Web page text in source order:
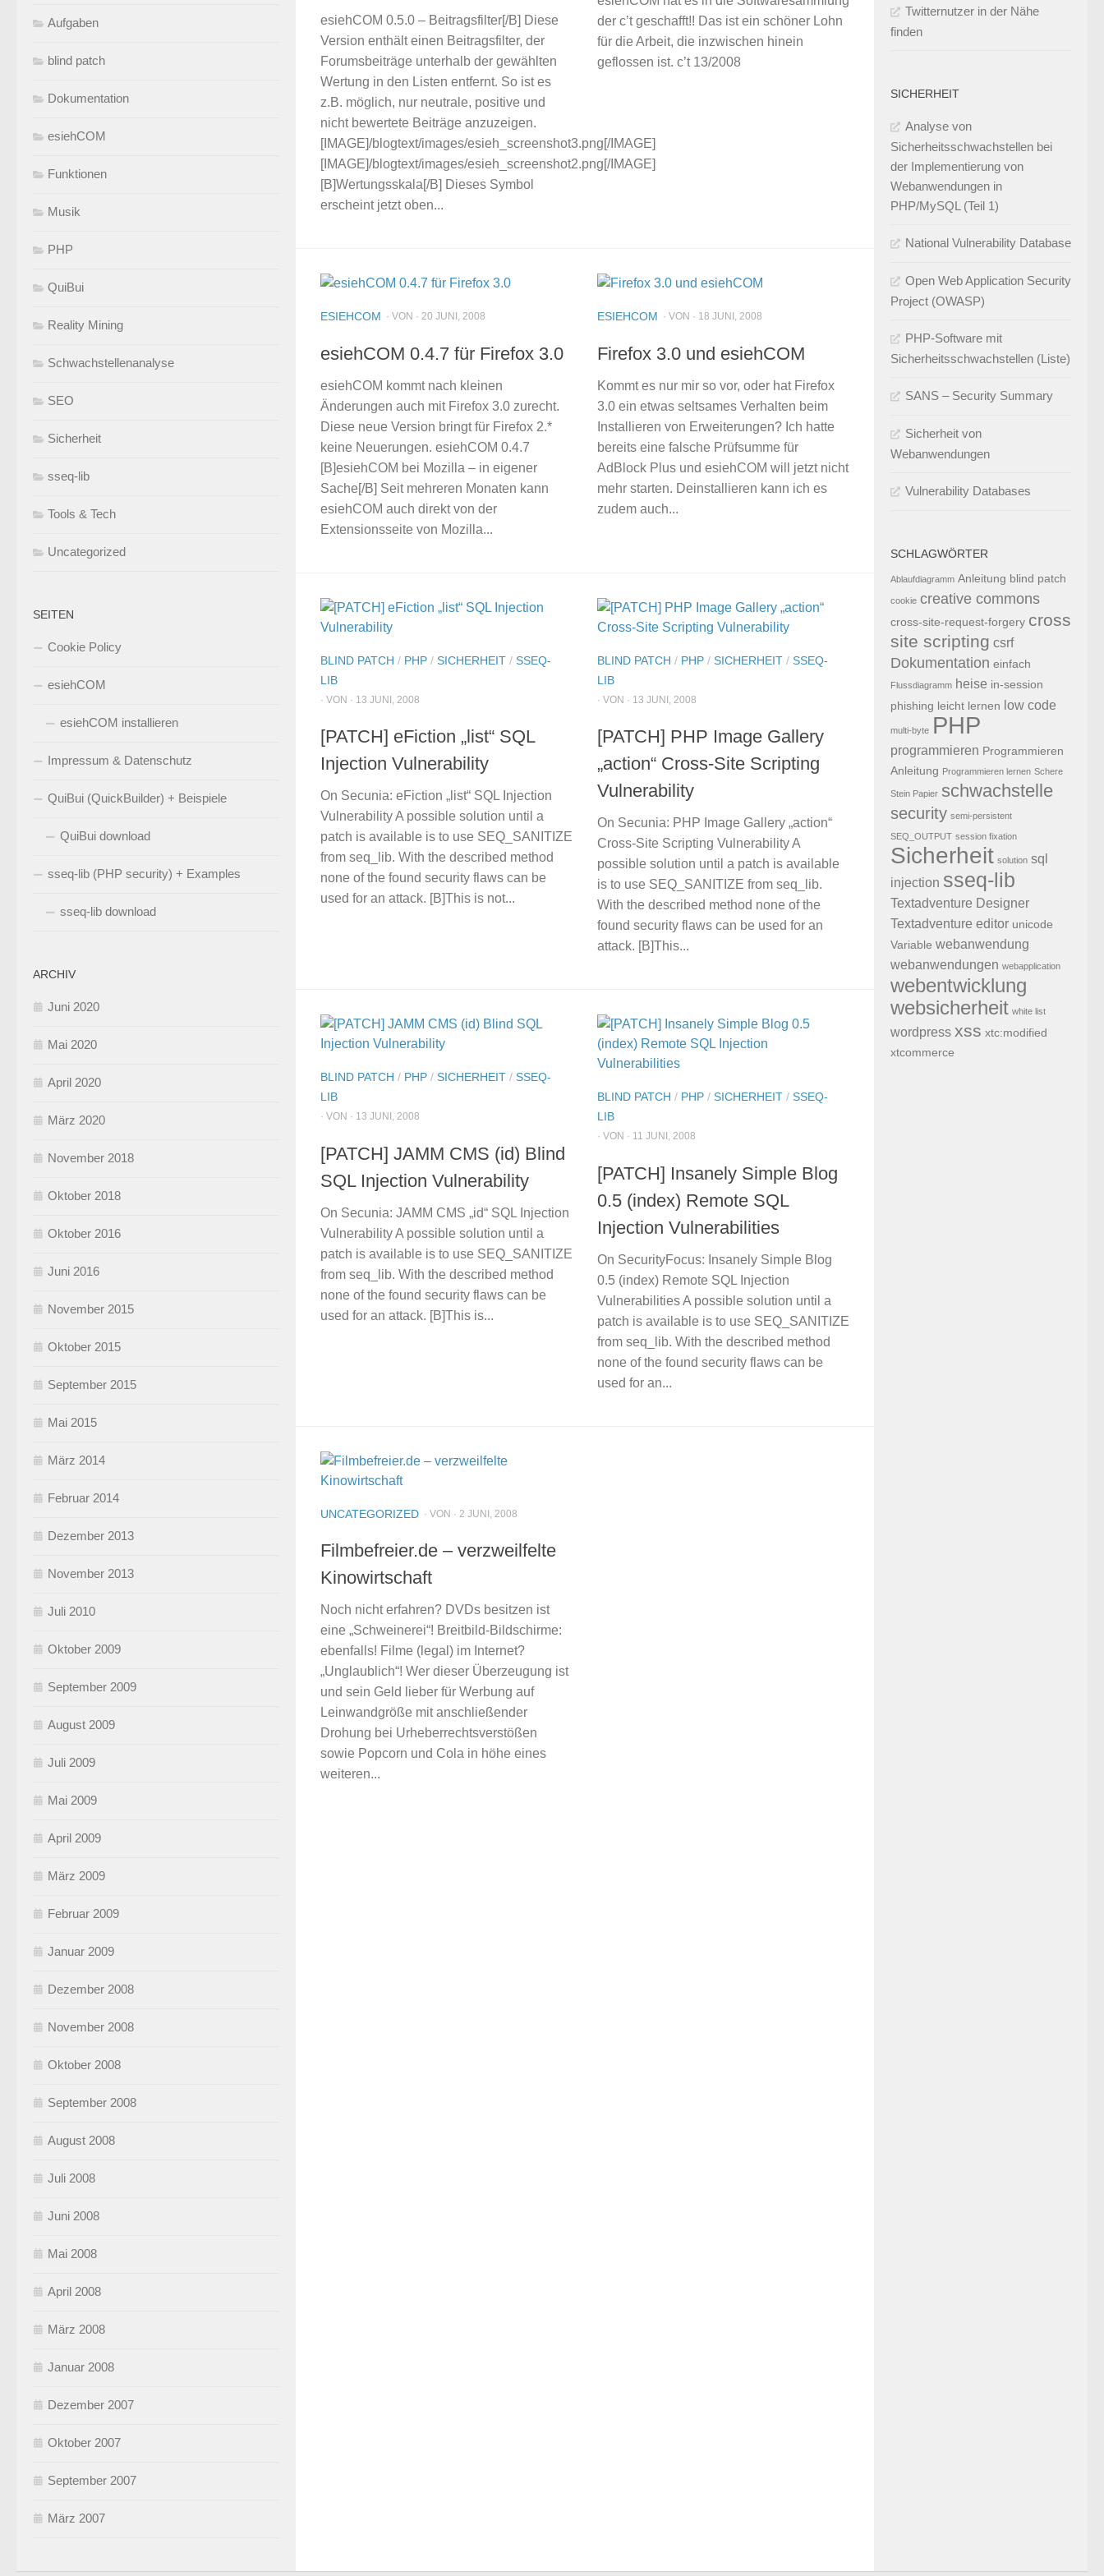
esiehCOM 0.5.0 – Beitragsfilter[/B] Diese
Version enthält einen Beitragsfilter, der
Forumsbeiträge unterhalb der gewählten
Wertung in den Listen entfernt. So ist es
z.B. möglich, nur neutrale, positive und
nicht bewertete Beiträge anzuzeigen.
[IMAGE]/blogtext/images/esieh_screenshot3.png[/IMAGE]
[IMAGE]/blogtext/images/esieh_screenshot2.png[/IMAGE]
[B]Wertungsskala[/B] Dieses Symbol
erscheint jetzt oben...
der c’t geschafft!! Das ist ein schöner Lohn
für die Arbeit, die inzwischen hinein
geflossen ist. c’t 13/2008
ESIEHCOM · VON · 20 JUNI, 2008
esiehCOM 0.4.7 für Firefox 3.0
esiehCOM kommt nach kleinen
Änderungen auch mit Firefox 3.0 zurecht.
Diese neue Version bringt für Firefox 2.*
keine Neuerungen. esiehCOM 0.4.7
[B]esiehCOM bei Mozilla – in eigener
Sache[/B] Seit mehreren Monaten kann
esiehCOM auch direkt von der
Extensionsseite von Mozilla...
ESIEHCOM · VON · 18 JUNI, 2008
Firefox 3.0 und esiehCOM
Kommt es nur mir so vor, oder hat Firefox
3.0 ein etwas seltsames Verhalten beim
Installieren von Erweiterungen? Ich hatte
bereits eine falsche Prüfsumme für
AdBlock Plus und esiehCOM will jetzt nicht
mehr starten. Deinstallieren kann ich es
zudem auch...
BLIND PATCH / PHP / SICHERHEIT / SSEQ-
LIB
· VON · 13 JUNI, 2008
[PATCH] eFiction „list“ SQL
Injection Vulnerability
On Secunia: eFiction „list“ SQL Injection
Vulnerability A possible solution until a
patch is available is to use SEQ_SANITIZE
from seq_lib. With the described method
none of the found security flaws can be
used for an attack. [B]This is not...
BLIND PATCH / PHP / SICHERHEIT / SSEQ-
LIB
· VON · 13 JUNI, 2008
[PATCH] PHP Image Gallery
„action“ Cross-Site Scripting
Vulnerability
On Secunia: PHP Image Gallery „action“
Cross-Site Scripting Vulnerability A
possible solution until a patch is available
is to use SEQ_SANITIZE from seq_lib.
With the described method none of the
found security flaws can be used for an
attack. [B]This...
BLIND PATCH / PHP / SICHERHEIT / SSEQ-
LIB
· VON · 13 JUNI, 2008
[PATCH] JAMM CMS (id) Blind
SQL Injection Vulnerability
On Secunia: JAMM CMS „id“ SQL Injection
Vulnerability A possible solution until a
patch is available is to use SEQ_SANITIZE
from seq_lib. With the described method
none of the found security flaws can be
used for an attack. [B]This is...
BLIND PATCH / PHP / SICHERHEIT / SSEQ-
LIB
· VON · 11 JUNI, 2008
[PATCH] Insanely Simple Blog
0.5 (index) Remote SQL
Injection Vulnerabilities
On SecurityFocus: Insanely Simple Blog
0.5 (index) Remote SQL Injection
Vulnerabilities A possible solution until a
patch is available is to use SEQ_SANITIZE
from seq_lib. With the described method
none of the found security flaws can be
used for an...
UNCATEGORIZED · VON · 2 JUNI, 2008
Filmbefreier.de – verzweilfelte
Kinowirtschaft
Noch nicht erfahren? DVDs besitzen ist
eine „Schweinerei“! Breitbild-Bildschirme:
ebenfalls! Filme (legal) im Internet?
„Unglaublich“! Wer dieser Überzeugung ist
und sein Geld lieber für Werbung auf
Leinwandgröße mit anschließender
Drohung bei Urheberrechtsverstößen
sowie Popcorn und Cola in höhe eines
weiteren...
Aufgaben
blind patch
Dokumentation
esiehCOM
Funktionen
Musik
PHP
QuiBui
Reality Mining
Schwachstellenanalyse
SEO
Sicherheit
sseq-lib
Tools & Tech
Uncategorized
SEITEN
Cookie Policy
esiehCOM
esiehCOM installieren
Impressum & Datenschutz
QuiBui (QuickBuilder) + Beispiele
QuiBui download
sseq-lib (PHP security) + Examples
sseq-lib download
ARCHIV
Juni 2020
Mai 2020
April 2020
März 2020
November 2018
Oktober 2018
Oktober 2016
Juni 2016
November 2015
Oktober 2015
September 2015
Mai 2015
März 2014
Februar 2014
Dezember 2013
November 2013
Juli 2010
Oktober 2009
September 2009
August 2009
Juli 2009
Mai 2009
April 2009
März 2009
Februar 2009
Januar 2009
Dezember 2008
November 2008
Oktober 2008
September 2008
August 2008
Juli 2008
Juni 2008
Mai 2008
April 2008
März 2008
Januar 2008
Dezember 2007
Oktober 2007
September 2007
März 2007
Twitternutzer in der Nähe
finden
SICHERHEIT
Analyse von
Sicherheitsschwachstellen bei
der Implementierung von
Webanwendungen in
PHP/MySQL (Teil 1)
National Vulnerability Database
Open Web Application Security
Project (OWASP)
PHP-Software mit
Sicherheitsschwachstellen (Liste)
SANS – Security Summary
Sicherheit von
Webanwendungen
Vulnerability Databases
SCHLAGWÖRTER
Ablaufdiagramm Anleitung blind patch
cookie creative commons
cross-site-request-forgery cross
site scripting csrf
Dokumentation einfach
Flussdiagramm heise in-session
phishing leicht lernen low code
multi-byte PHP
programmieren Programmieren
Anleitung Programmieren lernen Schere
Stein Papier schwachstelle
security semi-persistent
SEQ_OUTPUT session fixation
Sicherheit solution sql
injection sseq-lib
Textadventure Designer
Textadventure editor unicode
Variable webanwendung
webanwendungen webapplication
webentwicklung
websicherheit white list
wordpress xss xtc:modified
xtcommerce